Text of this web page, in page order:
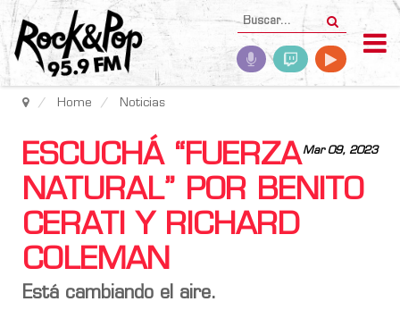
Home Noticias
Mar 09, 2023
ESCUCHÁ “FUERZA
NATURAL” POR BENITO
CERATI Y RICHARD
COLEMAN
Está cambiando el aire.